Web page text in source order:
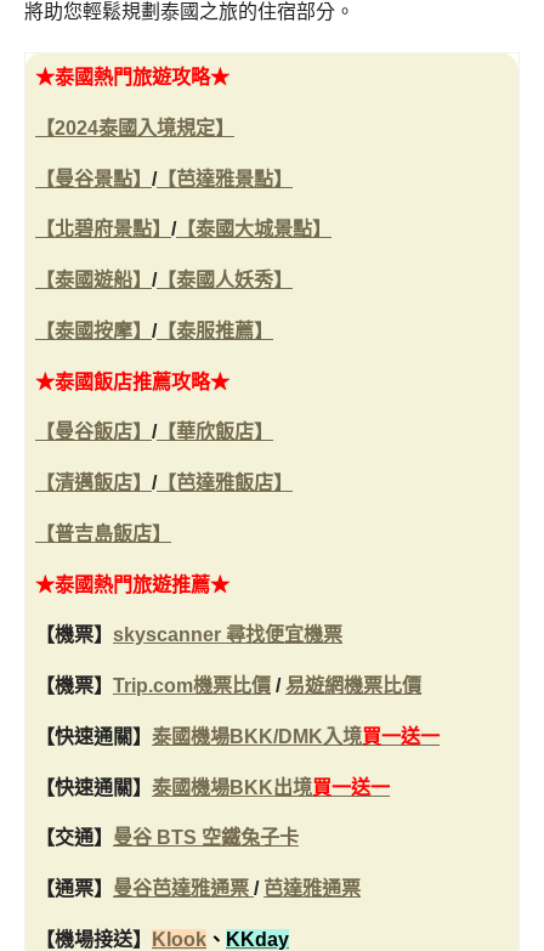
將助您輕鬆規劃泰國之旅的住宿部分。
★泰國熱門旅遊攻略★
【2024泰國入境規定】
【曼谷景點】 /【芭達雅景點】
【北碧府景點】 /【泰國大城景點】
【泰國遊船】 /【泰國人妖秀】
【泰國按摩】 /【泰服推薦】
★泰國飯店推薦攻略★
【曼谷飯店】 /【華欣飯店】
【清邁飯店】 /【芭達雅飯店】
【普吉島飯店】
★泰國熱門旅遊推薦★
【機票】 skyscanner 尋找便宜機票
【機票】 Trip.com機票比價 /易遊網機票比價
【快速通關】 泰國機場BKK/DMK入境買一送一
【快速通關】 泰國機場BKK出境買一送一
【交通】 曼谷 BTS 空鐵兔子卡
【通票】 曼谷芭達雅通票 / 芭達雅通票
【機場接送】 Klook 、 KKday